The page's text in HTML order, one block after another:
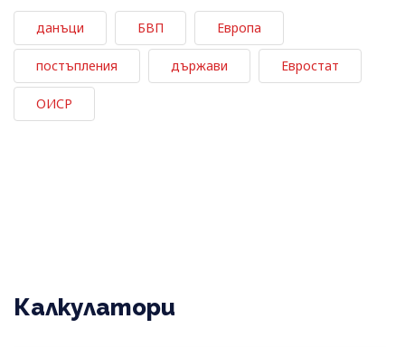
данъци БВП Европа
постъпления държави Евростат
ОИСР
Калкулатори